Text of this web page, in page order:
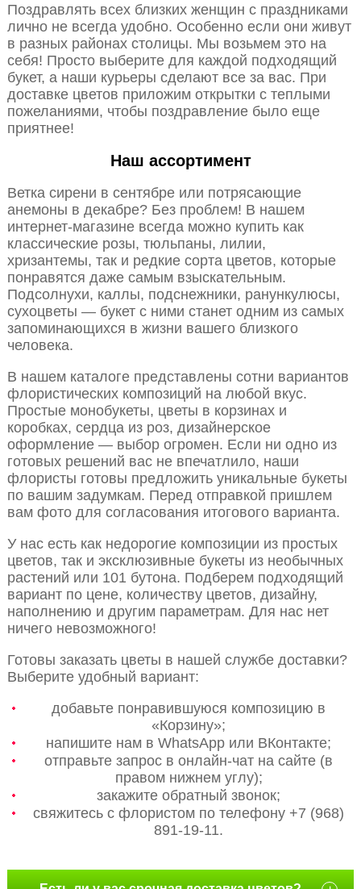
Поздравлять всех близких женщин с праздниками
лично не всегда удобно. Особенно если они живут
в разных районах столицы. Мы возьмем это на
себя! Просто выберите для каждой подходящий
букет, а наши курьеры сделают все за вас. При
доставке цветов приложим открытки с теплыми
пожеланиями, чтобы поздравление было еще
приятнее!
Наш ассортимент
Ветка сирени в сентябре или потрясающие
анемоны в декабре? Без проблем! В нашем
интернет-магазине всегда можно купить как
классические розы, тюльпаны, лилии,
хризантемы, так и редкие сорта цветов, которые
понравятся даже самым взыскательным.
Подсолнухи, каллы, подснежники, ранункулюсы,
сухоцветы — букет с ними станет одним из самых
запоминающихся в жизни вашего близкого
человека.
В нашем каталоге представлены сотни вариантов
флористических композиций на любой вкус.
Простые монобукеты, цветы в корзинах и
коробках, сердца из роз, дизайнерское
оформление — выбор огромен. Если ни одно из
готовых решений вас не впечатлило, наши
флористы готовы предложить уникальные букеты
по вашим задумкам. Перед отправкой пришлем
вам фото для согласования итогового варианта.
У нас есть как недорогие композиции из простых
цветов, так и эксклюзивные букеты из необычных
растений или 101 бутона. Подберем подходящий
вариант по цене, количеству цветов, дизайну,
наполнению и другим параметрам. Для нас нет
ничего невозможного!
Готовы заказать цветы в нашей службе доставки?
Выберите удобный вариант:
добавьте понравившуюся композицию в
«Корзину»;
напишите нам в WhatsApp или ВКонтакте;
отправьте запрос в онлайн-чат на сайте (в
правом нижнем углу);
закажите обратный звонок;
свяжитесь с флористом по телефону +7 (968)
891-19-11.